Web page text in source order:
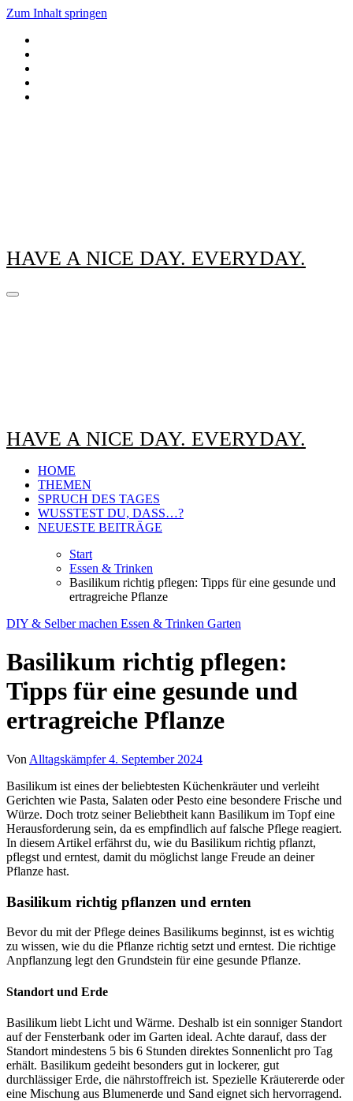
Zum Inhalt springen
HAVE A NICE DAY. EVERYDAY.
HAVE A NICE DAY. EVERYDAY.
HOME
THEMEN
SPRUCH DES TAGES
WUSSTEST DU, DASS…?
NEUESTE BEITRÄGE
Start
Essen & Trinken
Basilikum richtig pflegen: Tipps für eine gesunde und
ertragreiche Pflanze
DIY & Selber machen Essen & Trinken Garten
Basilikum richtig pflegen:
Tipps für eine gesunde und
ertragreiche Pflanze
Von Alltagskämpfer4. September 2024
Basilikum ist eines der beliebtesten Küchenkräuter und verleiht
Gerichten wie Pasta, Salaten oder Pesto eine besondere Frische und
Würze. Doch trotz seiner Beliebtheit kann Basilikum im Topf eine
Herausforderung sein, da es empfindlich auf falsche Pflege reagiert.
In diesem Artikel erfährst du, wie du Basilikum richtig pflanzt,
pflegst und erntest, damit du möglichst lange Freude an deiner
Pflanze hast.
Basilikum richtig pflanzen und ernten
Bevor du mit der Pflege deines Basilikums beginnst, ist es wichtig
zu wissen, wie du die Pflanze richtig setzt und erntest. Die richtige
Anpflanzung legt den Grundstein für eine gesunde Pflanze.
Standort und Erde
Basilikum liebt Licht und Wärme. Deshalb ist ein sonniger Standort
auf der Fensterbank oder im Garten ideal. Achte darauf, dass der
Standort mindestens 5 bis 6 Stunden direktes Sonnenlicht pro Tag
erhält. Basilikum gedeiht besonders gut in lockerer, gut
durchlässiger Erde, die nährstoffreich ist. Spezielle Kräutererde oder
eine Mischung aus Blumenerde und Sand eignet sich hervorragend.